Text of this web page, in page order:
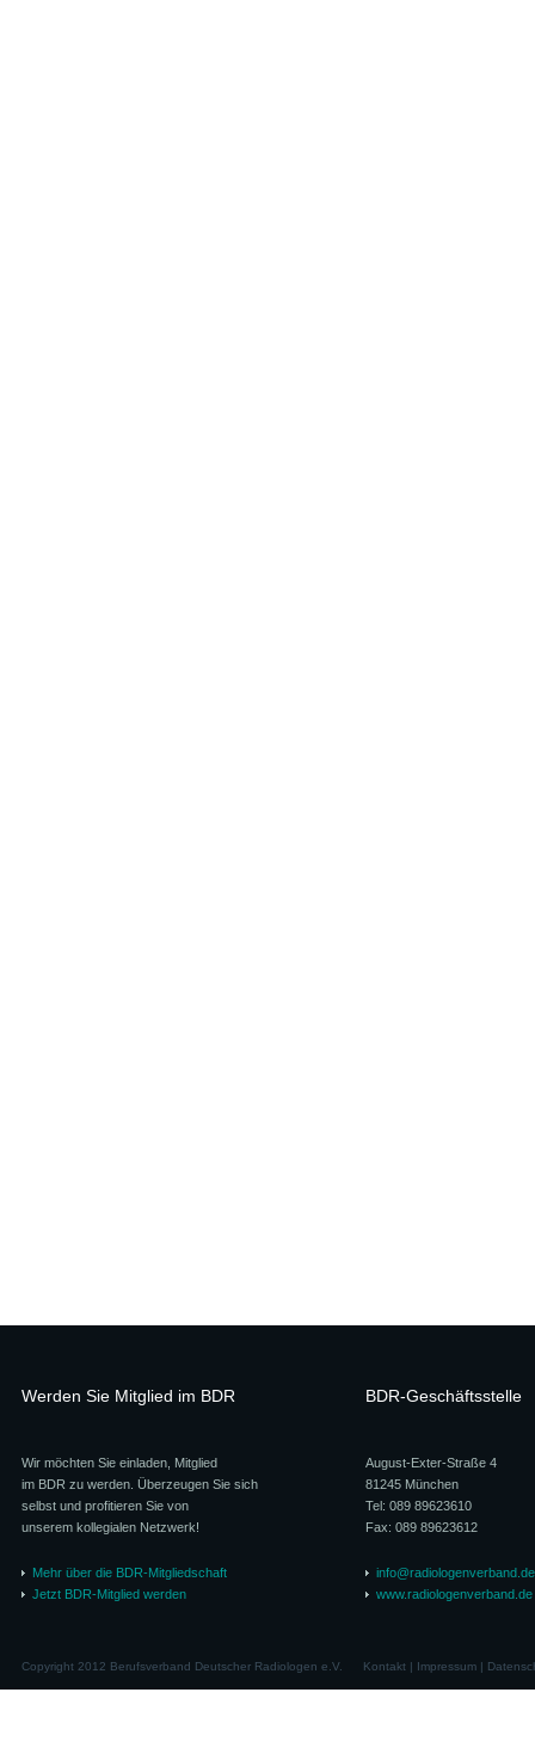
Werden Sie Mitglied im BDR
Wir möchten Sie einladen, Mitglied
im BDR zu werden. Überzeugen Sie sich
selbst und profitieren Sie von
unserem kollegialen Netzwerk!
Mehr über die BDR-Mitgliedschaft
Jetzt BDR-Mitglied werden
BDR-Geschäftsstelle
August-Exter-Straße 4
81245 München
Tel: 089 89623610
Fax: 089 89623612
info@radiologenverband.de
www.radiologenverband.de
Copyright 2012 Berufsverband Deutscher Radiologen e.V. Kontakt| Impressum|